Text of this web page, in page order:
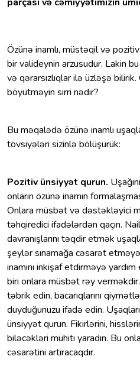
Özünə inamlı, müstəqil və
bir valideynin arzusudur. Lakin
və qərarsızlıqlar ilə üzləşə bilirik.
böyütməyin sirri nədir?
Bu məqalədə özünə inamlı
tövsiyələri sizinlə bölüşürük:
Pozitiv ünsiyyət qurun.
onların özünə inamın
Onlara müsbət və dəstəkləyici
təhqiredici ifadələrdən qaçın.
davranışlarını təqdir etmək
şeylər sınamağa cəsarət
inamını inkişaf etdirməyə
biri onlara müsbət rəy
təbrik edin, bacarıqlarını
duyduğunuzu ifadə edin.
ünsiyyət qurun. Fikirlərini,
biləcəkləri mühiti yaradın. Bu
cəsarətini artıracaqdır.